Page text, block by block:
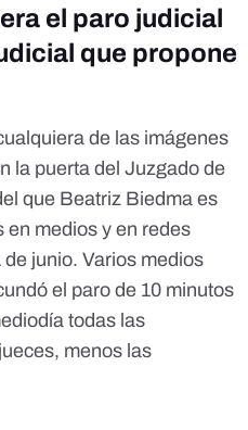
el paro judicial
que propone
de las imágenes
la puerta del Juzgado de
que Beatriz Biedma es
en medios y en redes
junio. Varios medios
el paro de 10 minutos
todas las
menos las